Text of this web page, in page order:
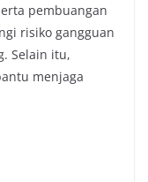
pembuangan
risiko gangguan
Selain itu,
menjaga